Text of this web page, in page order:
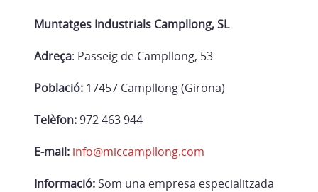
Muntatges Industrials Campllong, SL
Adreça: Passeig de Campllong, 53
Població: 17457 Campllong (Girona)
Telèfon:972 463 944
E-mail: info@miccampllong.com
Informació: Som una empresa especialitzada